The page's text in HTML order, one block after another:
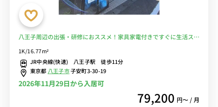
八王子周辺の出張・研修におススメ！家具家電付きですぐに生活スタ
1K/16.77m²
JR中央線(快速) 八王子駅 徒歩11分
東京都 八王子市子安町3-30-19
2026年11月29日から入居可
79,200 円〜 / 月